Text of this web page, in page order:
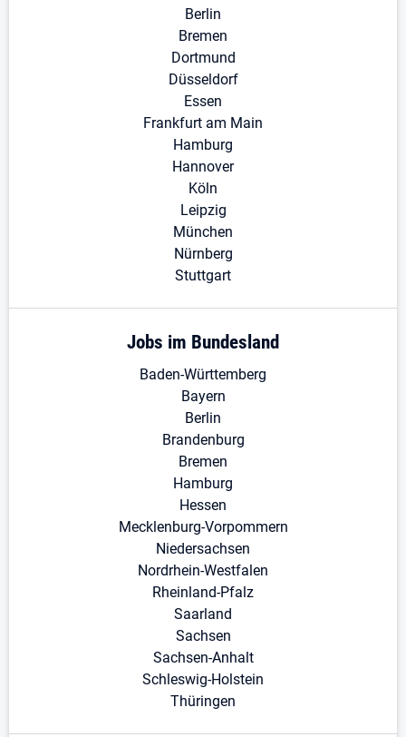
Berlin
Bremen
Dortmund
Düsseldorf
Essen
Frankfurt am Main
Hamburg
Hannover
Köln
Leipzig
München
Nürnberg
Stuttgart
Jobs im Bundesland
Baden-Württemberg
Bayern
Berlin
Brandenburg
Bremen
Hamburg
Hessen
Mecklenburg-Vorpommern
Niedersachsen
Nordrhein-Westfalen
Rheinland-Pfalz
Saarland
Sachsen
Sachsen-Anhalt
Schleswig-Holstein
Thüringen